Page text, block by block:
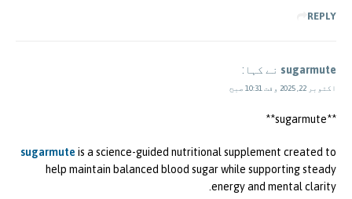
REPLY
sugarmute نے کہا:
اکتوبر 22, 2025 وقت 10:31 صبح
**sugarmute**
sugarmute is a science-guided nutritional supplement created to
help maintain balanced blood sugar while supporting steady
energy and mental clarity.